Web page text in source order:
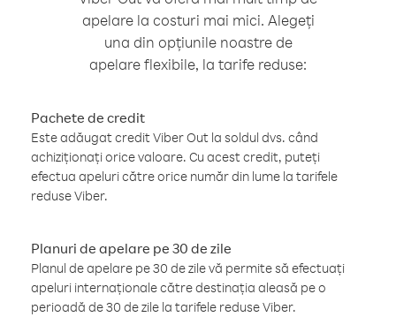
apelare la costuri mai mici. Alegeți
una din opțiunile noastre de
apelare flexibile, la tarife reduse:
Pachete de credit
Este adăugat credit Viber Out la soldul dvs. când
achiziționați orice valoare. Cu acest credit, puteți
efectua apeluri către orice număr din lume la tarifele
reduse Viber.
Planuri de apelare pe 30 de zile
Planul de apelare pe 30 de zile vă permite să efectuați
apeluri internaționale către destinația aleasă pe o
perioadă de 30 de zile la tarifele reduse Viber.